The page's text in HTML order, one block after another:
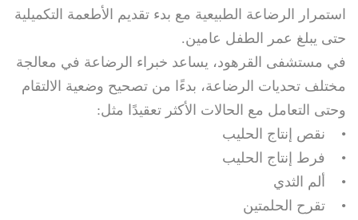
استمرار الرضاعة الطبيعية مع بدء تقديم الأطعمة التكميلية
حتى يبلغ عمر الطفل عامين.
في مستشفى القرهود، يساعد خبراء الرضاعة في معالجة
مختلف تحديات الرضاعة، بدءًا من تصحيح وضعية الالتقام
وحتى التعامل مع الحالات الأكثر تعقيدًا مثل:
• نقص إنتاج الحليب
• فرط إنتاج الحليب
• ألم الثدي
• تقرح الحلمتين